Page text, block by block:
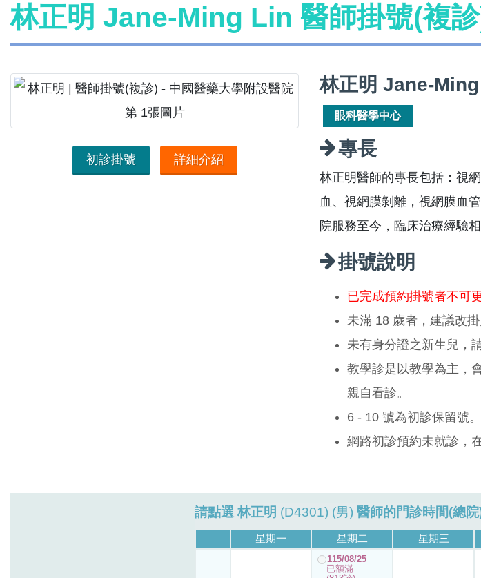
林正明 Jane-Ming Lin 醫師掛號(複
初診掛號 詳細介紹
林正明 Jane-
眼科醫學中心
專長
林正明醫師的專長包括：視
血、視網膜剝離，視網膜血
院服務至今，臨床治療經驗
掛號說明
已完成預約掛號者不可
未滿 18 歲者，建議改掛
未有身分證之新生兒，
教學診是以教學為主，
親自看診。
6 - 10 號為初診保留號。
網路初診預約未就診，